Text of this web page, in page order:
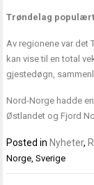
Trøndelag populært
Av regionene var det
kan vise til en total
gjestedøgn,
Nord-Norge hadde
Østlandet og Fjord
Posted in Nyheter,
Norge,Sverige